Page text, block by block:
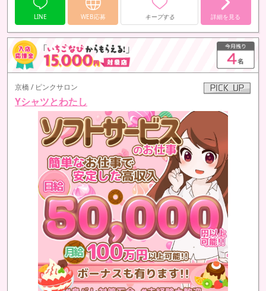
LINE WEB応募 キープする 詳細を見る
京橋 / ピンクサロン
Yシャツとわたし